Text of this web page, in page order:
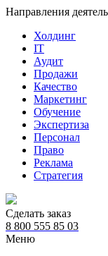
Направления
Холдинг
IT
Аудит
Продажи
Качество
Маркетинг
Обучение
Экспертиза
Персонал
Право
Реклама
Стратегия
Сделать заказ
8 800 555 85 03
Меню